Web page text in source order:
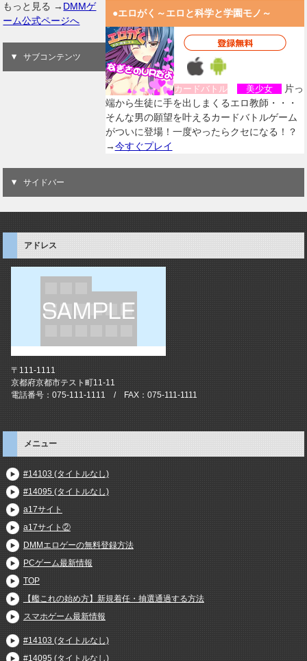
●エロがく～エロと科学と学園モノ～
カードバトル 美少女
片っ
端から生徒に手を出しまくるエロ教師・・・
そんな男の願望を叶えるカードバトルゲーム
がついに登場！一度やったらクセになる！？
→今すぐプレイ
もっと見る → DMMゲ
ーム公式ページへ
サブコンテンツ
サイドバー
アドレス
〒111-1111
京都府京都市テスト町11-11
電話番号：075-111-1111 / FAX：075-111-1111
メニュー
#14103 (タイトルなし)
#14095 (タイトルなし)
a17サイト
a17サイト②
DMMエロゲーの無料登録方法
PCゲーム最新情報
TOP
【艦これの始め方】新規着任・抽選通過する方法
スマホゲーム最新情報
#14103 (タイトルなし)
#14095 (タイトルなし)